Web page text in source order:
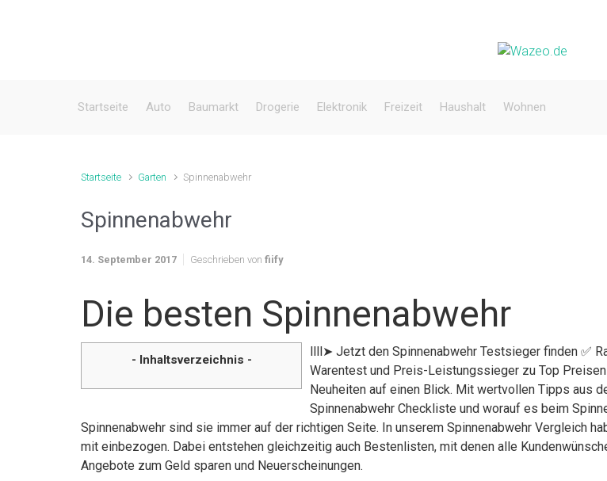
Startseite Auto Baumarkt Drogerie Elektronik Freizeit Haushalt Wohnen
Startseite Garten Spinnenabwehr
Spinnenabwehr
14. September 2017 Geschrieben von fiify
Die besten Spinnenabwehr
- Inhaltsverzeichnis -
llll➤ Jetzt den Spinnenabwehr Testsieger finden ✅
Warentest und Preis-Leistungssieger zu Top
Neuheiten auf einen Blick. Mit wertvollen Tipps aus
Spinnenabwehr Checkliste und worauf es beim
Spinnenabwehr sind sie immer auf der richtigen Seite. In unserem Spinnenabwehr Vergleich
mit einbezogen. Dabei entstehen gleichzeitig auch Bestenlisten, mit denen alle
Angebote zum Geld sparen und Neuerscheinungen.